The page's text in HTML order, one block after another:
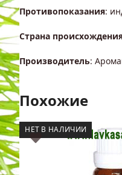
Противопоказания:
Страна
Производитель:
Похожие
НЕТ В НАЛИЧИИ